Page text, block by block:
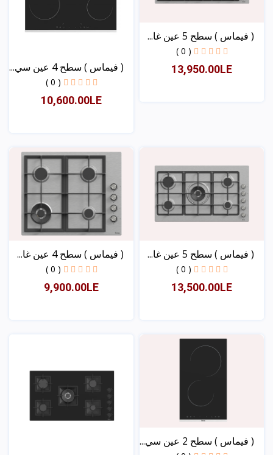
( فیماس ) سطح 5 عین غا...
( 0 )
13,950.00LE ( فیماس ) سطح 4 عین سي...
( 0 )
10,600.00LE
( فیماس ) سطح 5 عین غا...
( 0 )
13,500.00LE
( فیماس ) سطح 4 عین غا...
( 0 )
9,900.00LE
( فیماس ) سطح 2 عین سي...